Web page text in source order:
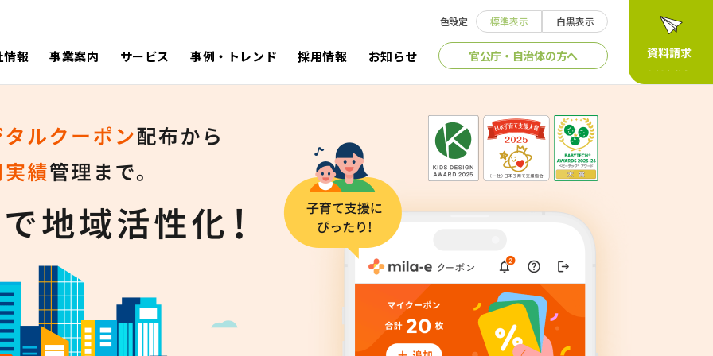
情報 事業案内 サービス 事例・トレンド 採用情報 お知らせ 官公庁・自治体の方へ
色設定 標準表示 白黒表示